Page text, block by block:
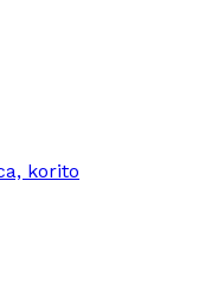
korito